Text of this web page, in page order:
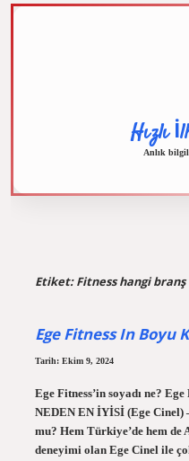
Hızlı
Anlık
Etiket:Fitness hangi branş
Ege Fitness In Boyu
Tarih: Ekim 9, 2024
Ege Fitness’in soyadı ne?
NEDEN EN İYİSİ (Ege Cinel)
mu? Hem Türkiye’de hem de
deneyimi olan Ege Cinel ile